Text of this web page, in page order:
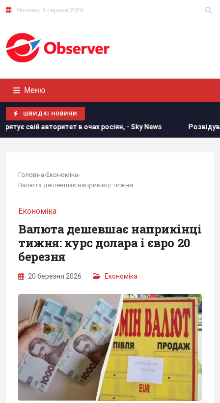
Четвер, 6 серпня 2026
Меню
ШВИДКІ НОВИНИ
в очах росіян, - Sky News Розвідувальні
Головна›Економіка›
Економіка
Валюта дешевшає наприкінці
тижня: курс долара і євро 20
березня
20 березня 2026 Економіка